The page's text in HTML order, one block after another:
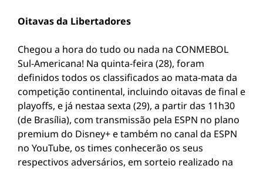
Oitavas da Libertadores
Chegou a hora do tudo ou nada na CONMEBOL
Sul-Americana! Na quinta-feira (28), foram
definidos todos os classificados ao mata-mata da
competição continental, incluindo oitavas de final e
playoffs, e já nestaa sexta (29), a partir das 11h30
(de Brasília), com transmissão pela ESPN no plano
premium do Disney+ e também no canal da ESPN
no YouTube, os times conhecerão os seus
respectivos adversários, em sorteio realizado na